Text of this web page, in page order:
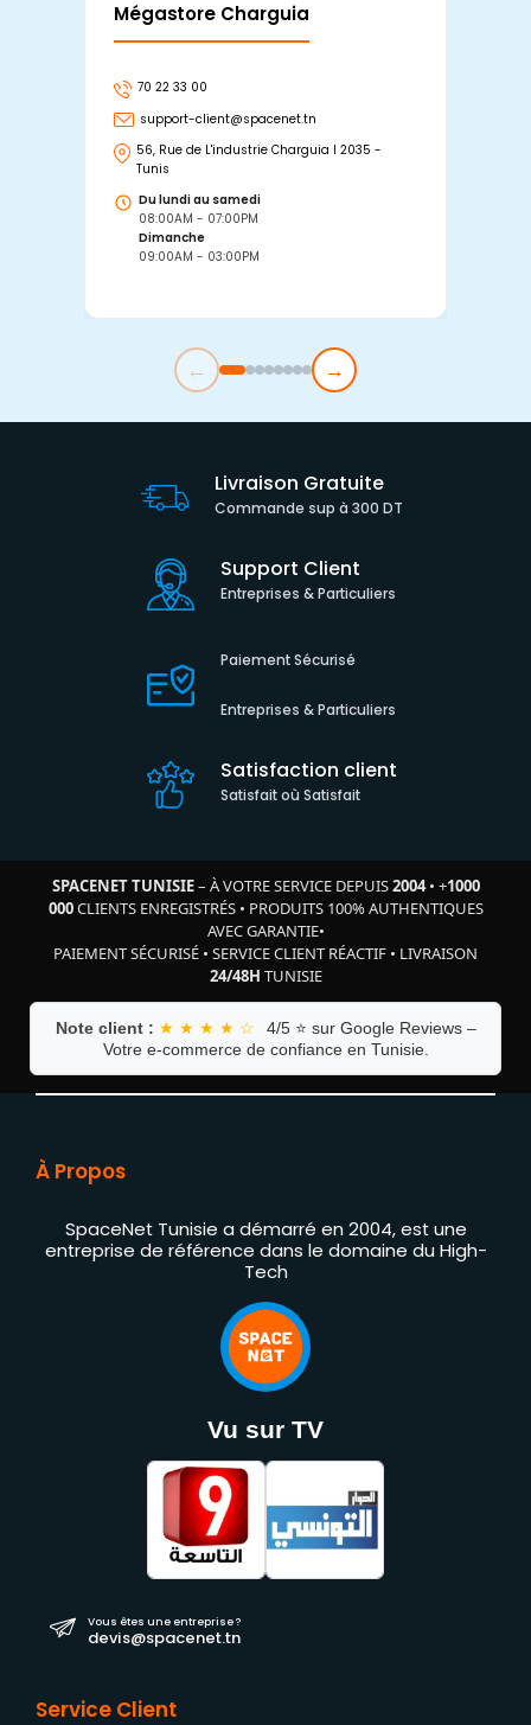
Mégastore Charguia
70 22 33 00
support-client@spacenet.tn
56, Rue de L'industrie Charguia I 2035 -
Tunis
Du lundi au samedi
08:00AM - 07:00PM
Dimanche
09:00AM - 03:00PM
← →
Livraison Gratuite
Commande sup à 300 DT
Support Client
Entreprises & Particuliers
Paiement Sécurisé
Entreprises & Particuliers
Satisfaction client
Satisfait où Satisfait
SPACENET TUNISIE– À VOTRE SERVICE DEPUIS2004• +1000
000CLIENTS ENREGISTRÉS• PRODUITS 100% AUTHENTIQUES
AVEC GARANTIE•
PAIEMENT SÉCURISÉ • SERVICE CLIENT RÉACTIF • LIVRAISON
24/48H TUNISIE
Note client : ★ ★ ★ ★ ☆
4/5 ⭐ sur Google Reviews –
Votre e-commerce de confiance en Tunisie.
À Propos
SpaceNet Tunisie a démarré en 2004, est une
entreprise de référence dans le domaine du High-
Tech
Vu sur TV
Vous êtes une entreprise ?
devis@spacenet.tn
Service Client